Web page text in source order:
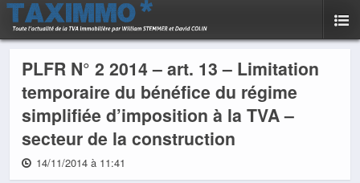
PLFR N° 2 2014 – art. 13 – Limitation
temporaire du bénéfice du régime
simplifiée d’imposition à la TVA –
secteur de la construction
14/11/2014 à 11:41